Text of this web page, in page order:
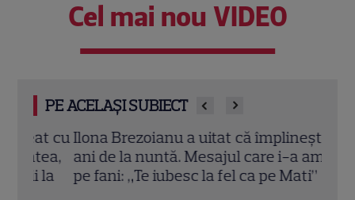
Cel mai nou VIDEO
PE ACELAȘI SUBIECT
Ilona Brezoianu a uitat că împlinește doi
ani de la nuntă. Mesajul care i-a amuzat
pe fani: „Te iubesc la fel ca pe Mati”